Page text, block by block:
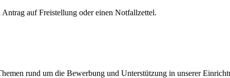
auf Freistellung oder einen Notfallzettel.
rund um die Bewerbung und Unterstützung in unserer